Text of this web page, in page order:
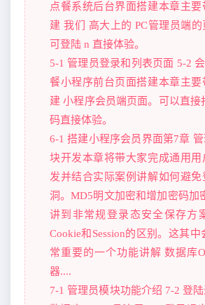
点餐系统后台界面搭建本章主
建 我们 高大上的 PC管理员端的
可登陆 n 直接体验。
5-1 管理员登录和列表页面 5-2
餐小程序前台页面搭建本章主
建 小程序会员端页面。可以直接
码直接体验。
6-1 搭建小程序会员界面第7章
块开发本章将带大家完成通用
发并结合实际案例讲解如何避
洞。MD5明文加密和增加密码加
讲到非常规登录态安全保存方
Cookie和Session的区别。这其中
常重要的一个功能讲解 数据库
器....
7-1 管理员模块功能介绍 7-2 登陆